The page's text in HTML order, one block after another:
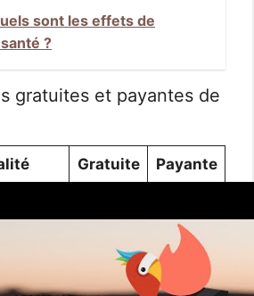
sont les effets de
?
gratuites et payantes de
Gratuite Payante